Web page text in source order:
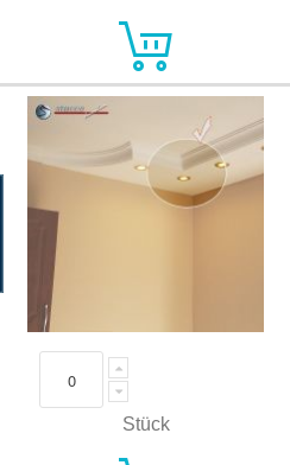
Stück